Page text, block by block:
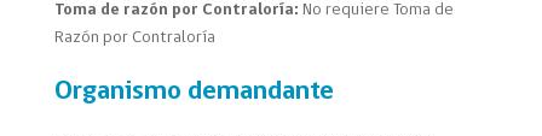
Toma de razón por Contraloría: No requiere Toma de
Razón por Contraloría
Organismo demandante